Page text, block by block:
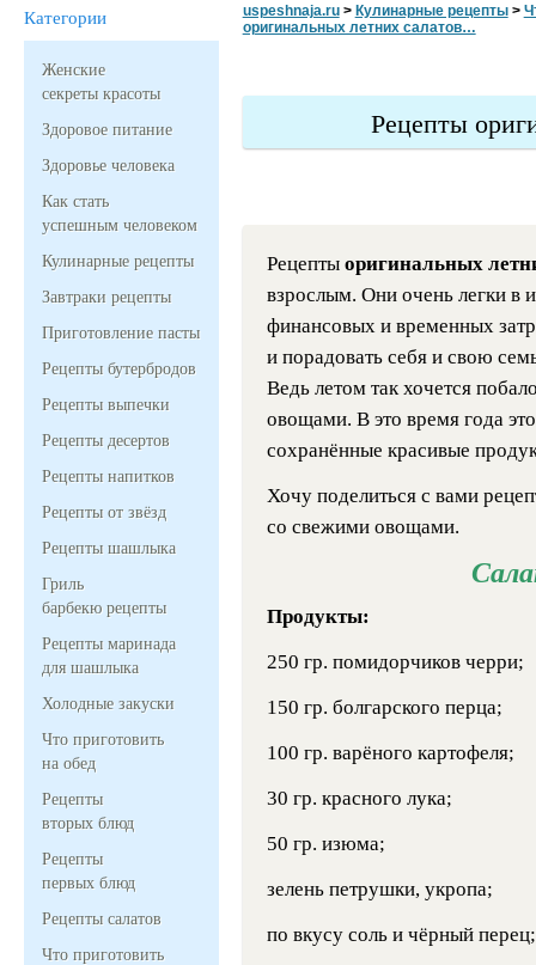
Категории
Женские
секреты красоты
Здоровое питание
Здоровье человека
Как стать
успешным человеком
Кулинарные рецепты
Завтраки рецепты
Приготовление пасты
Рецепты бутербродов
Рецепты выпечки
Рецепты десертов
Рецепты напитков
Рецепты от звёзд
Рецепты шашлыка
Гриль
барбекю рецепты
Рецепты маринада
для шашлыка
Холодные закуски
Что приготовить
на обед
Рецепты
вторых блюд
Рецепты
первых блюд
Рецепты салатов
Что приготовить
uspeshnaja.ru> Кулинарные рецепты>
оригинальных летних салатов…
Рецепты
Рецепты оригинальных
взрослым. Они очень легки в
финансовых и временных
и порадовать себя и свою
Ведь летом так хочется
овощами. В это время года
сохранённые красивые
Хочу поделиться с вами
со свежими овощами.
Продукты:
250 гр. помидорчиков черри;
150 гр. болгарского перца;
100 гр. варёного картофеля;
30 гр. красного лука;
50 гр. изюма;
зелень петрушки, укропа;
по вкусу соль и чёрный перец;